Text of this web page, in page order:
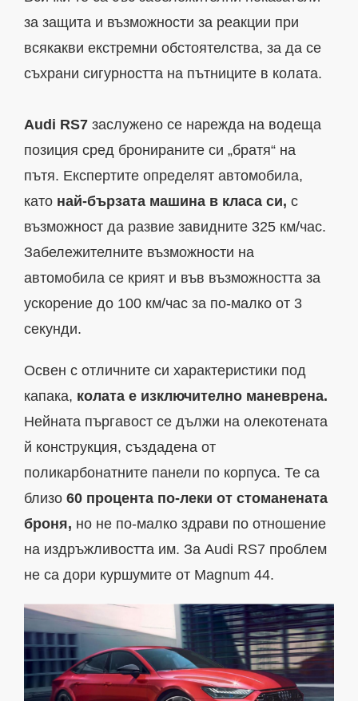
за защита и възможности за реакции при
всякакви екстремни обстоятелства, за да се
съхрани сигурността на пътниците в колата.
Audi RS7 заслужено се нарежда на водеща
позиция сред бронираните си „братя“ на
пътя. Експертите определят автомобила,
като най-бързата машина в класа си, с
възможност да развие завидните 325 км/час.
Забележителните възможности на
автомобила се крият и във възможността за
ускорение до 100 км/час за по-малко от 3
секунди.
Освен с отличните си характеристики под
капака, колата е изключително маневрена.
Нейната пъргавост се дължи на олекотената
й конструкция, създадена от
поликарбонатните панели по корпуса. Те са
близо 60 процента по-леки от стоманената
броня, но не по-малко здрави по отношение
на издръжливостта им. За Audi RS7 проблем
не са дори куршумите от Magnum 44.